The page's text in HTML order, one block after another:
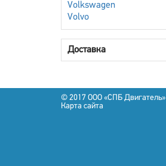
Volkswagen
Volvo
Доставка
© 2017 OOO «СПБ Двигатель»
Карта сайта